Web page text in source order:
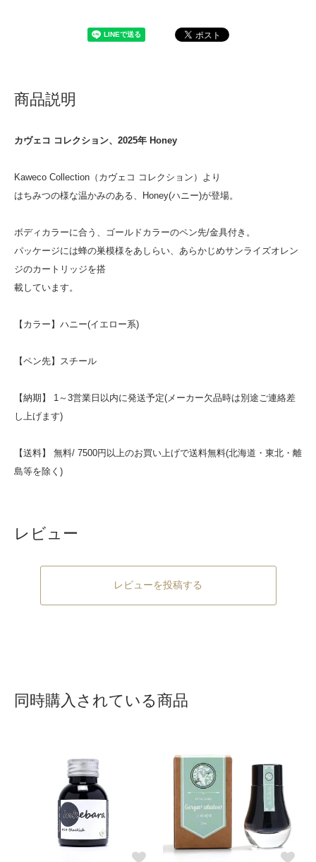
商品説明
カヴェコ コレクション、2025年 Honey
Kaweco Collection（カヴェコ コレクション）より
はちみつの様な温かみのある、Honey(ハニー)が登場。
ボディカラーに合う、ゴールドカラーのペン先/金具付き。
パッケージには蜂の巣模様をあしらい、あらかじめサンライズオレン
ジのカートリッジを搭
載しています。
【カラー】ハニー(イエロー系)
【ペン先】スチール
【納期】 1～3営業日以内に発送予定(メーカー欠品時は別途ご連絡差
し上げます)
【送料】 無料/ 7500円以上のお買い上げで送料無料(北海道・東北・離
島等を除く)
レビュー
レビューを投稿する
同時購入されている商品